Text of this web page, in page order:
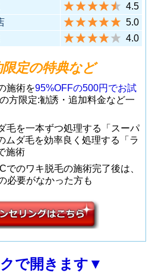
千代田区神田佐久間町1-6-5 アキ
バ・トリムB1F
（JR各線 秋葉原駅(中央改札口)
から徒歩1分）
中央区銀座5丁目5-1 マツモトキ
ヨシ銀座5thビル9F
（地下鉄銀座駅(B5出口)から徒歩
5分）
豊島区南池袋1丁目19-6 オリック
（JR各線 池袋駅(東口)から徒歩4
（地下鉄上野広小路駅A3口出て
すぐ）
足立区千住旭町4-12 桜テラス4
F
（JR各線 北千住駅東口から徒歩
2分）
墨田区江東橋4-26-9 VORT錦糸
4.5
5.0
4.0
定の特典など
施術を95%OFFの500円でお試
方限定:勧誘・追加料金など一
毛を一本ずつ処理する「スーパ
ムダ毛を効率良く処理する「ラ
施術
でのワキ脱毛の施術完了後は、
必要がなかった方も
で開きます▼